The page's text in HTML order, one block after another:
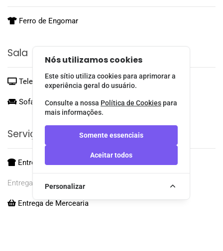
Ferro de Engomar
Sala
Televisão
Sofá-Cama de Casal:1
Serviços Adicionais
Entrega de Pão
Entrega até às 9:00
Entrega de Mercearia
Nós utilizamos cookies
Este sítio utiliza cookies para aprimorar a
experiência geral do usuário.
Consulte a nossa Política de Cookiespara
mais informações.
Somente essenciais
Aceitar todos
Personalizar